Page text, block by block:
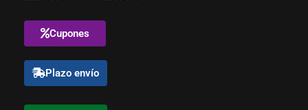
Cupones
Plazo envío